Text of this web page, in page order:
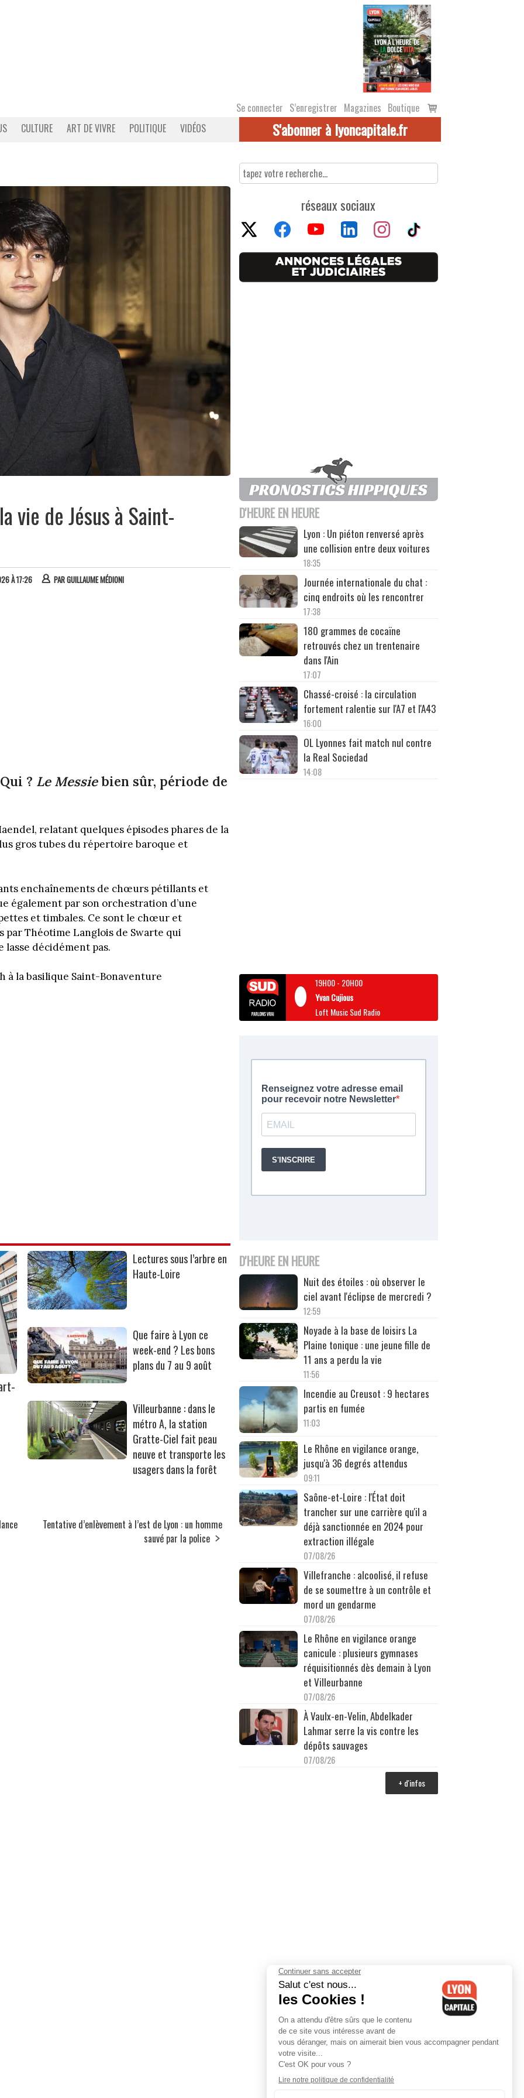
Se connecter S’enregistrer Magazines Boutique
Voir
le
CULTURE ART DE VIVRE POLITIQUE VIDÉOS S'abonner à lyoncapitale.fr
vie de Jésus à Saint-
À 17:26 PARGUILLAUME MÉDIONI
? Le Messiebien sûr, période de
relatant quelques épisodes phares de la
gros tubes du répertoire baroque et
enchaînements de chœurs pétillants et
également par son orchestration d’une
et timbales. Ce sont le chœur et
par Théotime Langlois de Swarte qui
décidément pas.
à la basilique Saint-Bonaventure
Lectures sous l’arbre en
Haute-Loire
Que faire à Lyon ce
week-end ? Les bons
plans du 7 au 9 août
Villeurbanne : dans le
métro A, la station
Gratte-Ciel fait peau
neuve et transporte les
usagers dans la forêt
Tentative d’enlèvement à l’est de Lyon : un homme
sauvé par la police
réseaux sociaux
D'HEURE EN HEURE
Lyon : Un piéton renversé après
une collision entre deux voitures
18:35
Journée internationale du chat :
cinq endroits où les rencontrer
17:38
180 grammes de cocaïne
retrouvés chez un trentenaire
dans l'Ain
17:07
Chassé-croisé : la circulation
fortement ralentie sur l'A7 et l'A43
16:00
OL Lyonnes fait match nul contre
la Real Sociedad
14:08
19H00- 20H00
Yvan Cujious
Loft Music Sud Radio
D'HEURE EN HEURE
Nuit des étoiles : où observer le
ciel avant l'éclipse de mercredi ?
12:59
Noyade à la base de loisirs La
Plaine tonique : une jeune fille de
11 ans a perdu la vie
11:56
Incendie au Creusot : 9 hectares
partis en fumée
11:03
Le Rhône en vigilance orange,
jusqu'à 36 degrés attendus
09:11
Saône-et-Loire : l'État doit
trancher sur une carrière qu'il a
déjà sanctionnée en 2024 pour
extraction illégale
07/08/26
Villefranche : alcoolisé, il refuse
de se soumettre à un contrôle et
mord un gendarme
07/08/26
Le Rhône en vigilance orange
canicule : plusieurs gymnases
réquisitionnés dès demain à Lyon
et Villeurbanne
07/08/26
À Vaulx-en-Velin, Abdelkader
Lahmar serre la vis contre les
dépôts sauvages
07/08/26
+ d'infos